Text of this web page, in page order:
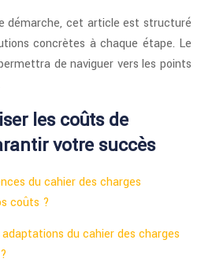
démarche, cet article est structuré
concrètes à chaque étape. Le
de naviguer vers les points
les coûts de
votre succès
du cahier des charges
coûts ?
du cahier des charges